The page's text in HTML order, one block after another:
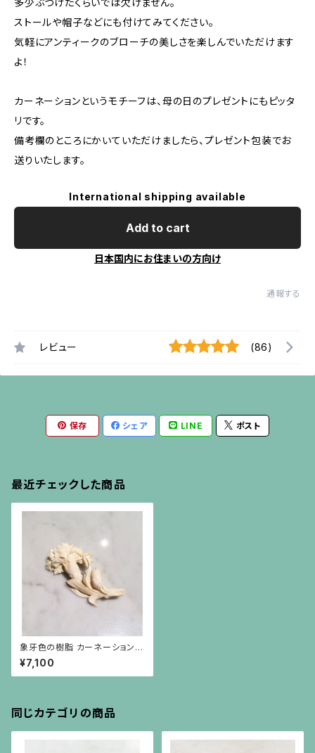
多少ぶつけたくらいでは欠けません。
ストールや帽子などにも付けてみてください。
気軽にアンティークのブローチの美しさを楽しんでいただけます
よ！
カーネーションというモチーフは、母の日のプレゼントにもピッタ
リです。
備考欄のところにかいていただけましたら、プレゼント包装でお
送りいたします。
International shipping available
Add to cart
日本国内にお住まいの方向け
通報する
レビュー (86)
保存 シェア LINE ポスト
最近チェックした商品
象牙色の樹脂 カーネーションの
ブローチ
¥7,100
同じカテゴリの商品